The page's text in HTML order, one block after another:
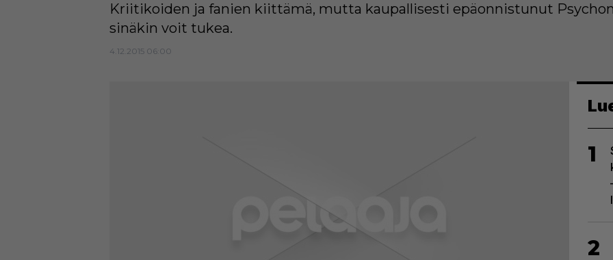
Kriitikoiden ja fanien kiittämä, mutta kaupallisesti epäonnistunut
sinäkin voit tukea.
4.12.2015 06:00
1
2